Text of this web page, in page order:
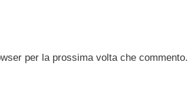
per la prossima volta che commento.